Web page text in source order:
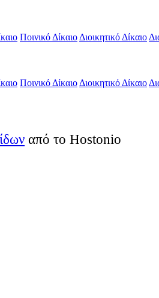
Ποινικό Δίκαιο Διοικητικό Δίκαιο
Ποινικό Δίκαιο Διοικητικό Δίκαιο
από το Hostonio